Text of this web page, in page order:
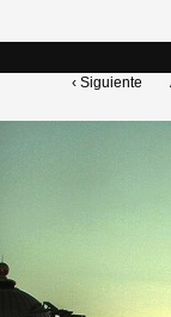
‹ Siguiente